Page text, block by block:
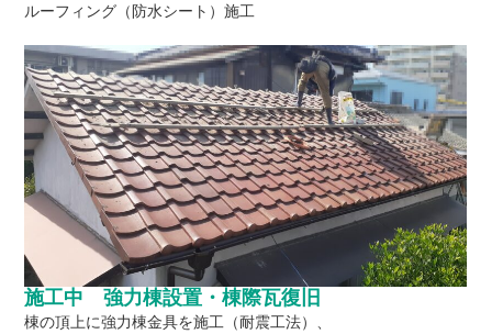
ルーフィング（防水シート）施工
施工中 強力棟設置・棟際瓦復旧
棟の頂上に強力棟金具を施工（耐震工法）、